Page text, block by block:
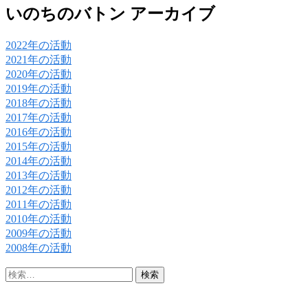
いのちのバトン アーカイブ
2022年の活動
2021年の活動
2020年の活動
2019年の活動
2018年の活動
2017年の活動
2016年の活動
2015年の活動
2014年の活動
2013年の活動
2012年の活動
2011年の活動
2010年の活動
2009年の活動
2008年の活動
検